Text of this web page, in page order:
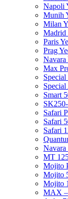
Napoli
Munih
Milan
Madrid
Paris
Prag
Navara
Max
Special
Smart
Safari
Safari
Safari
Navara
MT
Mojito
Mojito
Mojito
MAX –